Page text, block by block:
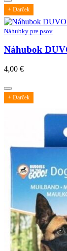
+ Darček
Náhubky pre psov
Náhubok
4,00 €
+ Darček